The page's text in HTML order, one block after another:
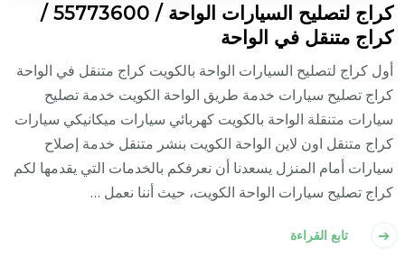
كراج لتصليح السيارات الواحة / 55773600‬ /
كراج متنقل في الواحة
أول كراج لتصليح السيارات الواحة بالكويت كراج متنقل في الواحة
كراج تصليح سيارات خدمة طريق الواحة الكويت خدمة تصليح
سيارات متنقلة الواحة بالكويت كهربائي سيارات ميكانيكي سيارات
كراج متنقل اون لاين الواحة الكويت بنشر متنقل خدمة إصلاح
سيارات أمام المنزل يسعدنا أن نعرفكم بالخدمات التي يقدمها لكم
كراج تصليح سيارات الواحة الكويت، حيث أننا نعمل …
تابع القراءة